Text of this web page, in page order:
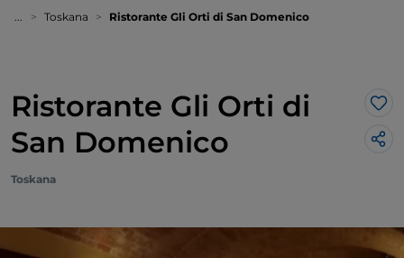
... Toskana Ristorante Gli Orti di San Domenico
Ristorante Gli Orti di
San Domenico
Toskana